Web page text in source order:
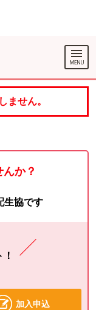
ません。
か？
生協です
加入申込